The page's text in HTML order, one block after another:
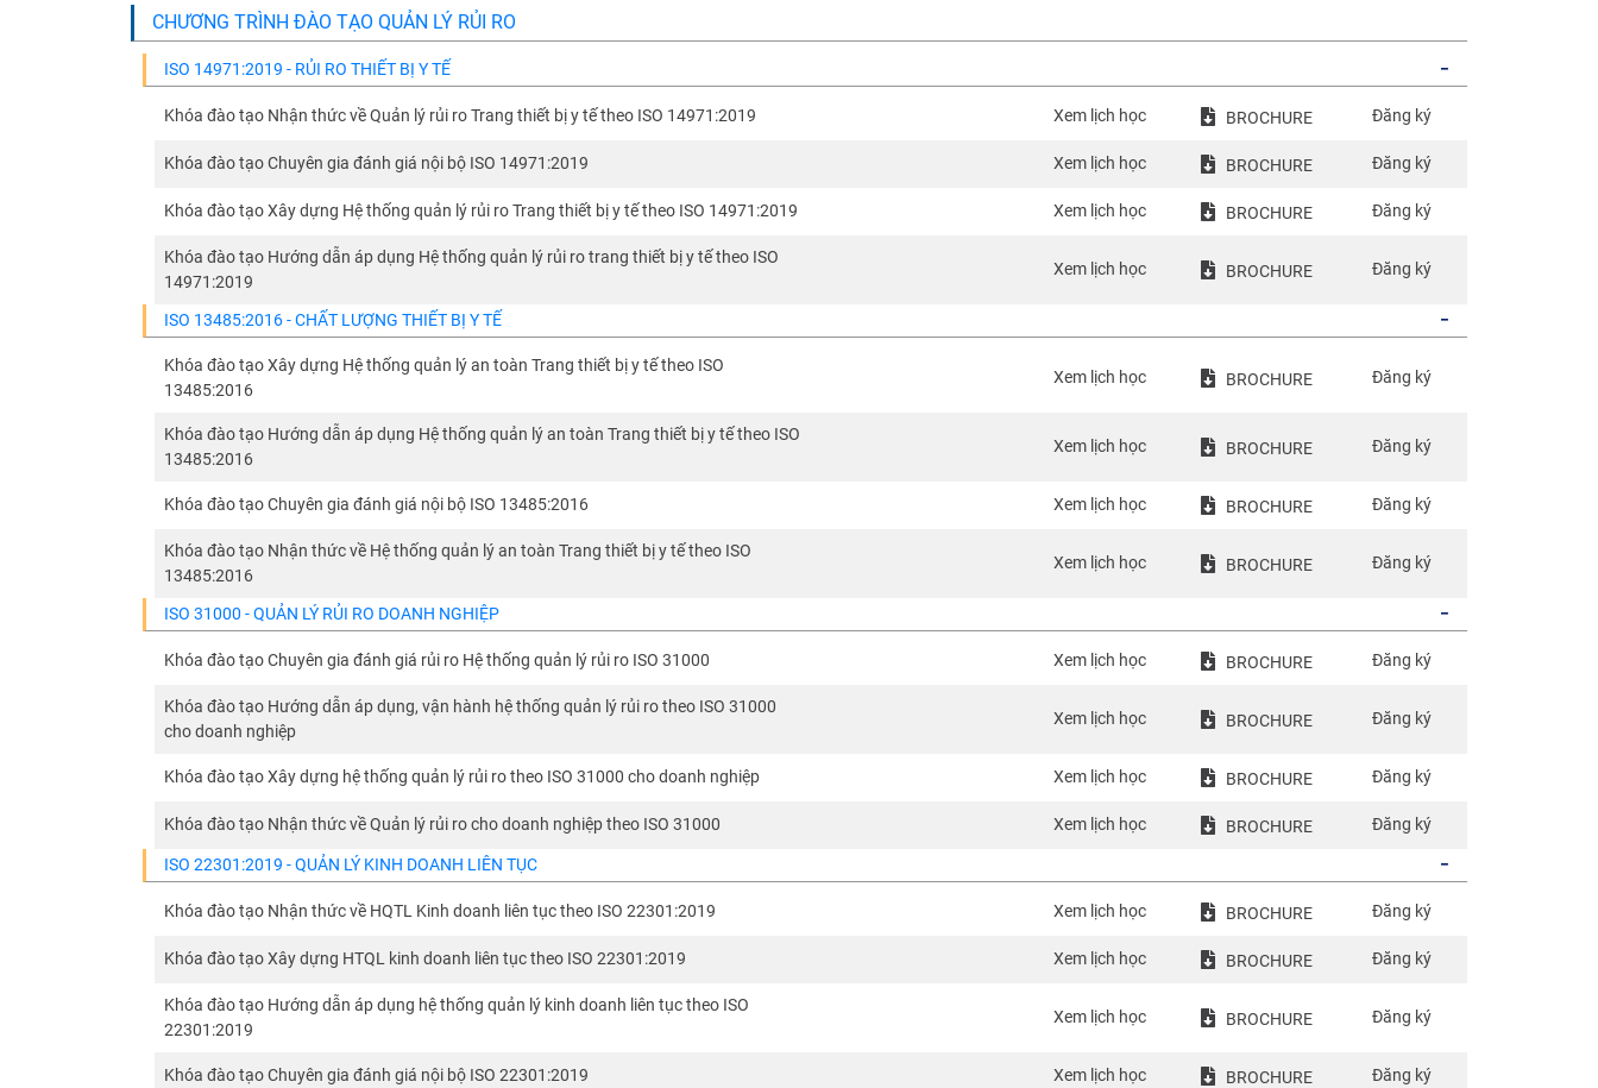
CHƯƠNG TRÌNH ĐÀO TẠO QUẢN LÝ RỦI RO
ISO 14971:2019 - RỦI RO THIẾT BỊ Y TẾ
Khóa đào tạo Nhận thức về Quản lý rủi ro Trang thiết bị y tế theo ISO 14971:2019 Xem lịch học BROCHURE Đăng ký
Khóa đào tạo Chuyên gia đánh giá nội bộ ISO 14971:2019 Xem lịch học BROCHURE Đăng ký
Khóa đào tạo Xây dựng Hệ thống quản lý rủi ro Trang thiết bị y tế theo ISO 14971:2019 Xem lịch học BROCHURE Đăng ký
Khóa đào tạo Hướng dẫn áp dụng Hệ thống quản lý rủi ro trang thiết bị y tế theo ISO
14971:2019
Xem lịch học BROCHURE Đăng ký
ISO 13485:2016 - CHẤT LƯỢNG THIẾT BỊ Y TẾ
Khóa đào tạo Xây dựng Hệ thống quản lý an toàn Trang thiết bị y tế theo ISO
13485:2016
Xem lịch học BROCHURE Đăng ký
Khóa đào tạo Hướng dẫn áp dụng Hệ thống quản lý an toàn Trang thiết bị y tế theo ISO
13485:2016
Xem lịch học BROCHURE Đăng ký
Khóa đào tạo Chuyên gia đánh giá nội bộ ISO 13485:2016 Xem lịch học BROCHURE Đăng ký
Khóa đào tạo Nhận thức về Hệ thống quản lý an toàn Trang thiết bị y tế theo ISO
13485:2016
Xem lịch học BROCHURE Đăng ký
ISO 31000 - QUẢN LÝ RỦI RO DOANH NGHIỆP
Khóa đào tạo Chuyên gia đánh giá rủi ro Hệ thống quản lý rủi ro ISO 31000 Xem lịch học BROCHURE Đăng ký
Khóa đào tạo Hướng dẫn áp dụng, vận hành hệ thống quản lý rủi ro theo ISO 31000
cho doanh nghiệp
Xem lịch học BROCHURE Đăng ký
Khóa đào tạo Xây dựng hệ thống quản lý rủi ro theo ISO 31000 cho doanh nghiệp Xem lịch học BROCHURE Đăng ký
Khóa đào tạo Nhận thức về Quản lý rủi ro cho doanh nghiệp theo ISO 31000 Xem lịch học BROCHURE Đăng ký
ISO 22301:2019 - QUẢN LÝ KINH DOANH LIÊN TỤC
Khóa đào tạo Nhận thức về HQTL Kinh doanh liên tục theo ISO 22301:2019 Xem lịch học BROCHURE Đăng ký
Khóa đào tạo Xây dựng HTQL kinh doanh liên tục theo ISO 22301:2019 Xem lịch học BROCHURE Đăng ký
Khóa đào tạo Hướng dẫn áp dụng hệ thống quản lý kinh doanh liên tục theo ISO
22301:2019
Xem lịch học BROCHURE Đăng ký
Khóa đào tạo Chuyên gia đánh giá nội bộ ISO 22301:2019 Xem lịch học BROCHURE Đăng ký